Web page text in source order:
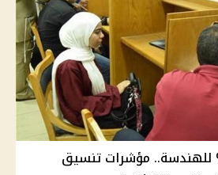
للطب و87.9% للهندسة.. مؤشرات تنسيق